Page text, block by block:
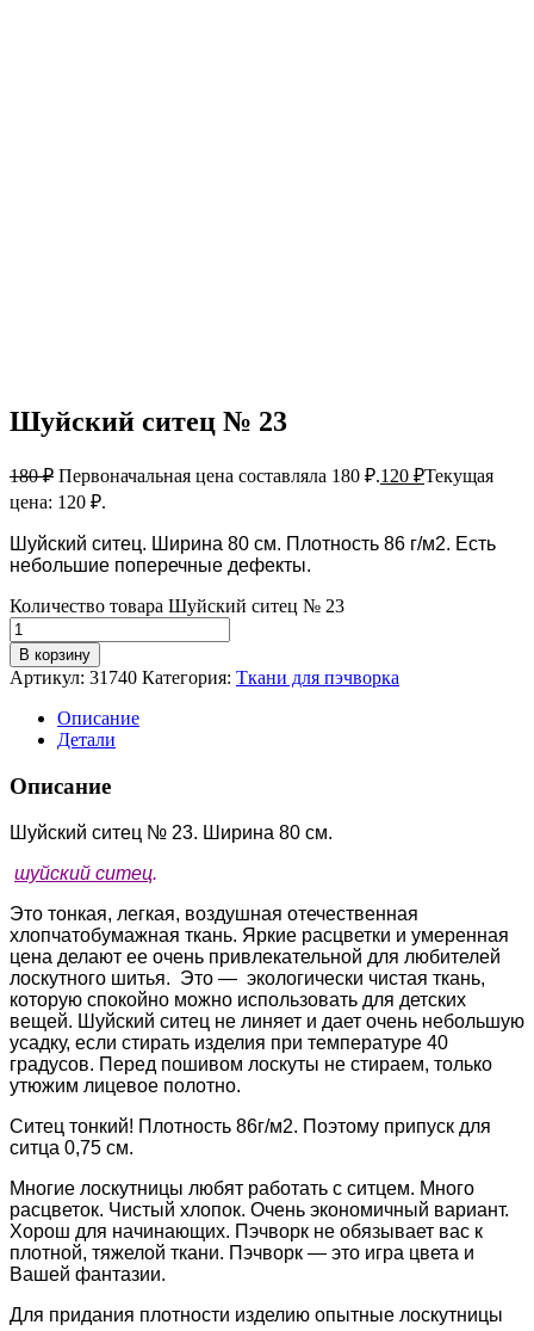
Шуйский ситец № 23
180₽ Первоначальная цена составляла 180 ₽.120 ₽Текущая
цена: 120 ₽.
Шуйский ситец. Ширина 80 см. Плотность 86 г/м2. Есть
небольшие поперечные дефекты.
Количество товара Шуйский ситец № 23
В корзину
Артикул: 31740 Категория: Ткани для пэчворка
Описание
Детали
Описание
Шуйский ситец № 23. Ширина 80 см.
шуйский ситец.
Это тонкая, легкая, воздушная отечественная
хлопчатобумажная ткань. Яркие расцветки и умеренная
цена делают ее очень привлекательной для любителей
лоскутного шитья. Это — экологически чистая ткань,
которую спокойно можно использовать для детских
вещей. Шуйский ситец не линяет и дает очень небольшую
усадку, если стирать изделия при температуре 40
градусов. Перед пошивом лоскуты не стираем, только
утюжим лицевое полотно.
Ситец тонкий! Плотность 86г/м2. Поэтому припуск для
ситца 0,75 см.
Многие лоскутницы любят работать с ситцем. Много
расцветок. Чистый хлопок. Очень экономичный вариант.
Хорош для начинающих. Пэчворк не обязывает вас к
плотной, тяжелой ткани. Пэчворк — это игра цвета и
Вашей фантазии.
Для придания плотности изделию опытные лоскутницы